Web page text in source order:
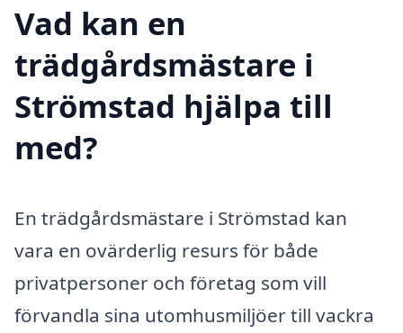
Vad kan en
trädgårdsmästare i
Strömstad hjälpa till
med?
En trädgårdsmästare i Strömstad kan
vara en ovärderlig resurs för både
privatpersoner och företag som vill
förvandla sina utomhusmiljöer till vackra